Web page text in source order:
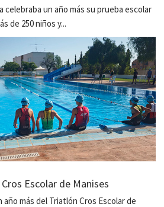
celebraba un año más su prueba escolar
de 250 niños y...
Escolar de Manises
más del Triatlón Cros Escolar de